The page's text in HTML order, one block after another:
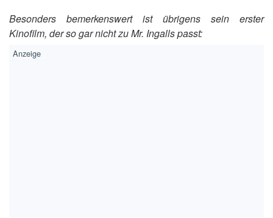
Besonders bemerkenswert ist übrigens sein erster
Kinofilm, der so gar nicht zu Mr. Ingalls passt: